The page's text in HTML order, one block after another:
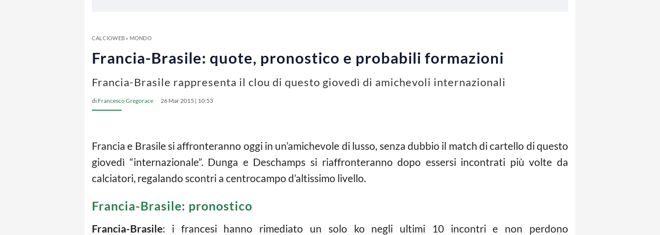
CALCIOWEB» MONDO
Francia-Brasile: quote, pronostico e probabili formazioni
Francia-Brasile rappresenta il clou di questo giovedì di amichevoli internazionali
di Francesco Gregorace 26 Mar 2015 | 10:53
Francia e Brasile si affronteranno oggi in un’amichevole di lusso, senza dubbio il match di cartello di questo
giovedì “internazionale”. Dunga e Deschamps si riaffronteranno dopo essersi incontrati più volte da
calciatori, regalando scontri a centrocampo d’altissimo livello.
Francia-Brasile: pronostico
Francia-Brasile: i francesi hanno rimediato un solo ko negli ultimi 10 incontri e non perdono